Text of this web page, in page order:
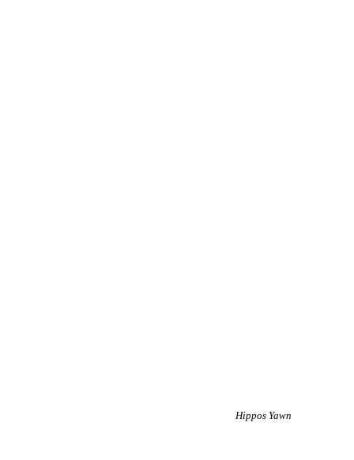
Hippos Yawn